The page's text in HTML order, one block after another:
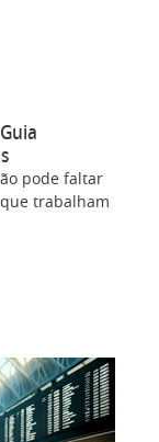
pode faltar
trabalham